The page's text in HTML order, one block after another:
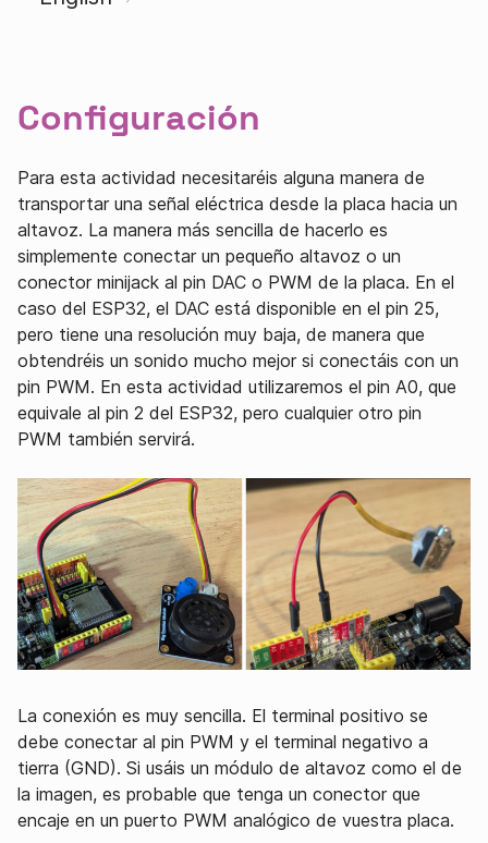
Configuración
Para esta actividad necesitaréis alguna manera de
transportar una señal eléctrica desde la placa hacia un
altavoz. La manera más sencilla de hacerlo es
simplemente conectar un pequeño altavoz o un
conector minijack al pin DAC o PWM de la placa. En el
caso del ESP32, el DAC está disponible en el pin 25,
pero tiene una resolución muy baja, de manera que
obtendréis un sonido mucho mejor si conectáis con un
pin PWM. En esta actividad utilizaremos el pin A0, que
equivale al pin 2 del ESP32, pero cualquier otro pin
PWM también servirá.
La conexión es muy sencilla. El terminal positivo se
debe conectar al pin PWM y el terminal negativo a
tierra (GND). Si usáis un módulo de altavoz como el de
la imagen, es probable que tenga un conector que
encaje en un puerto PWM analógico de vuestra placa.